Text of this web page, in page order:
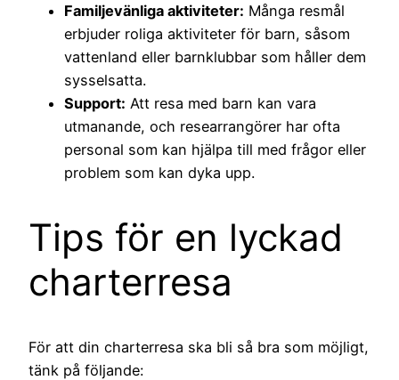
Familjevänliga aktiviteter: Många resmål
erbjuder roliga aktiviteter för barn, såsom
vattenland eller barnklubbar som håller dem
sysselsatta.
Support: Att resa med barn kan vara
utmanande, och researrangörer har ofta
personal som kan hjälpa till med frågor eller
problem som kan dyka upp.
Tips för en lyckad
charterresa
För att din charterresa ska bli så bra som möjligt,
tänk på följande: